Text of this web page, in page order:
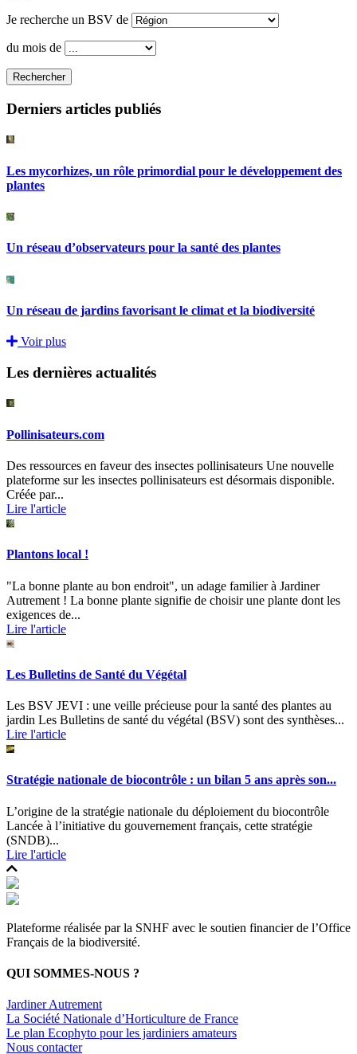
Je recherche un BSV de
du mois de
Rechercher
Derniers articles publiés
Les mycorhizes, un rôle primordial pour le développement des
plantes
Un réseau d’observateurs pour la santé des plantes
Un réseau de jardins favorisant le climat et la biodiversité
Voir plus
Les dernières actualités
Pollinisateurs.com
Des ressources en faveur des insectes pollinisateurs Une nouvelle
plateforme sur les insectes pollinisateurs est désormais disponible.
Créée par...
Lire l'article
Plantons local !
"La bonne plante au bon endroit", un adage familier à Jardiner
Autrement ! La bonne plante signifie de choisir une plante dont les
exigences de...
Lire l'article
Les Bulletins de Santé du Végétal
Les BSV JEVI : une veille précieuse pour la santé des plantes au
jardin Les Bulletins de santé du végétal (BSV) sont des synthèses...
Lire l'article
Stratégie nationale de biocontrôle : un bilan 5 ans après son...
L’origine de la stratégie nationale du déploiement du biocontrôle
Lancée à l’initiative du gouvernement français, cette stratégie
(SNDB)...
Lire l'article
Plateforme réalisée par la SNHF avec le soutien financier de l’Office
Français de la biodiversité.
QUI SOMMES-NOUS ?
Jardiner Autrement
La Société Nationale d’Horticulture de France
Le plan Ecophyto pour les jardiniers amateurs
Nous contacter